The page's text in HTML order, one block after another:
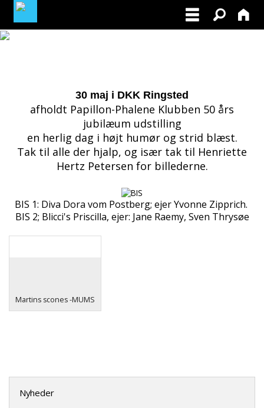
30 maj i DKK Ringsted
afholdt Papillon-Phalene Klubben 50 års
jubilæum udstilling
en herlig dag i højt humør og strid blæst.
Tak til alle der hjalp, og især tak til Henriette
Hertz Petersen for billederne.
BIS 1: Diva Dora vom Postberg; ejer Yvonne Zipprich.
BIS 2; Blicci's Priscilla, ejer: Jane Raemy, Sven Thrysøe
Martins scones -MUMS
Nyheder